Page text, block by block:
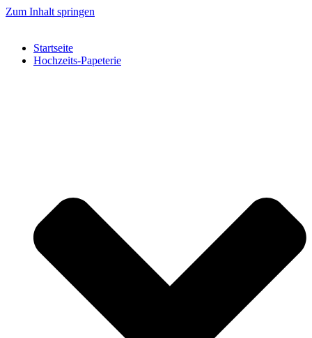
Zum Inhalt springen
Startseite
Hochzeits-Papeterie